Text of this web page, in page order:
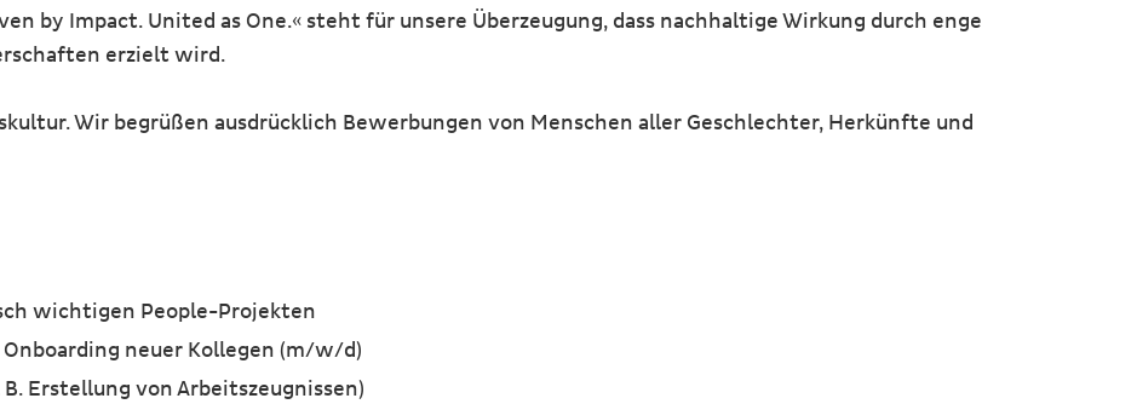
by Impact. United as One.« steht für unsere Überzeugung, dass nachhaltige Wirkung durch enge
erzielt wird.
Wir begrüßen ausdrücklich Bewerbungen von Menschen aller Geschlechter, Herkünfte und
wichtigen People-Projekten
neuer Kollegen (m/w/d)
Erstellung von Arbeitszeugnissen)